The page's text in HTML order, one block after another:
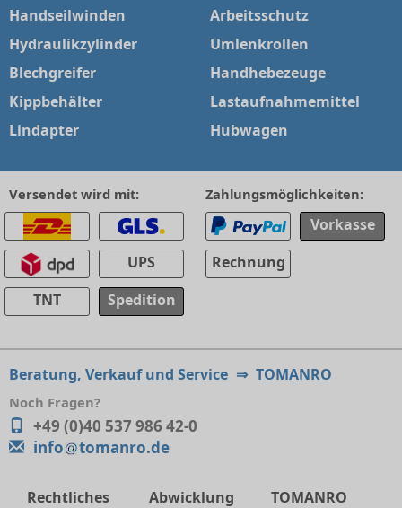
Handseilwinden
Hydraulikzylinder
Blechgreifer
Kippbehälter
Lindapter
Arbeitsschutz
Umlenkrollen
Handhebezeuge
Lastaufnahmemittel
Hubwagen
Versendet wird mit:
UPS
TNT
Spedition
Zahlungsmöglichkeiten:
Vorkasse
Rechnung
Beratung, Verkauf und Service ⇒ TOMANRO
Noch Fragen?
+49 (0)40 537 986 42-0
info
tomanro.de
Rechtliches Abwicklung TOMANRO